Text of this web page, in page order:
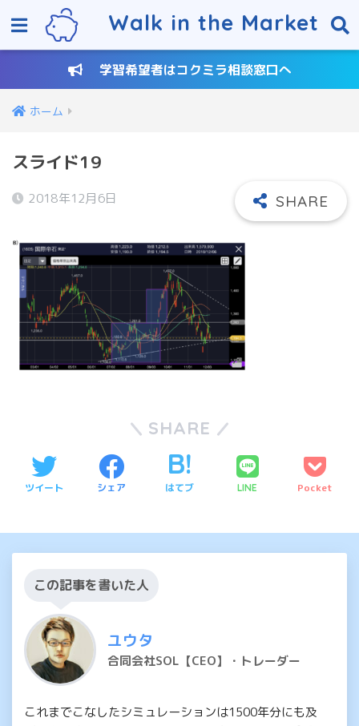
Walk in the Market
学習希望者はコクミラ相談窓口へ
ホーム
スライド19
2018年12月6日
SHARE
ツイート シェア はてブ LINE Pocket
この記事を書いた人
ユウタ
合同会社SOL【CEO】・トレーダー
これまでこなしたシミュレーションは1500年分にも及